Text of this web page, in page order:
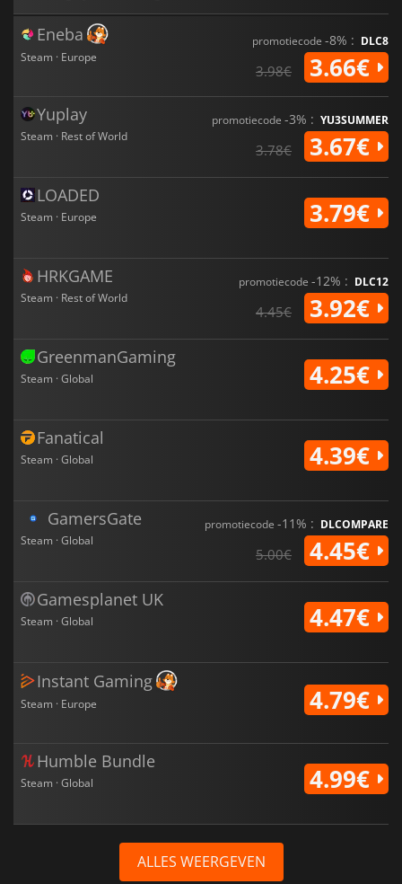
Eneba
Steam · Europe
promotiecode -8% : DLC8
3.98€ 3.66€
Yuplay
Steam · Rest of World
promotiecode -3% : YU3SUMMER
3.78€ 3.67€
LOADED
Steam · Europe 3.79€
HRKGAME
Steam · Rest of World
promotiecode -12% : DLC12
4.45€ 3.92€
GreenmanGaming
Steam · Global 4.25€
Fanatical
Steam · Global 4.39€
GamersGate
Steam · Global
promotiecode -11% : DLCOMPARE
5.00€ 4.45€
Gamesplanet UK
Steam · Global 4.47€
Instant Gaming
Steam · Europe 4.79€
Humble Bundle
Steam · Global 4.99€
ALLES WEERGEVEN